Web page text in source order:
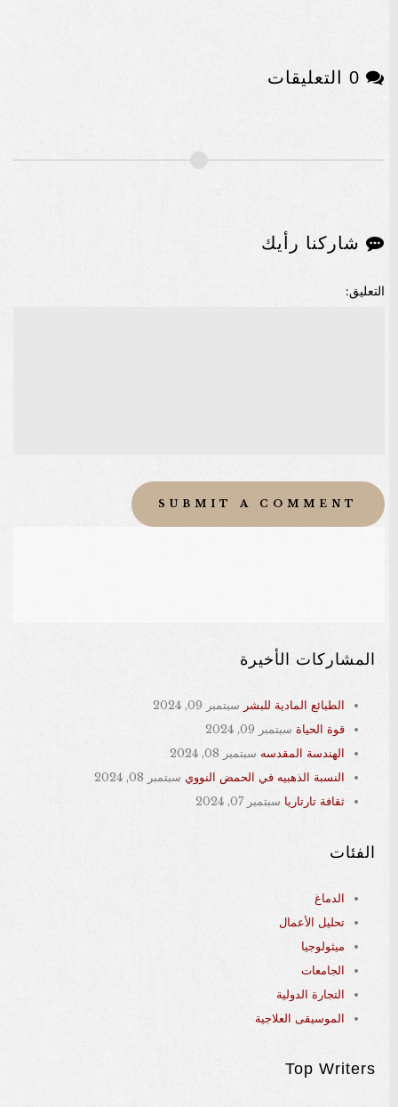
0 التعليقات
شاركنا رأيك
التعليق:
المشاركات الأخيرة
الطبائع المادية للبشر سبتمبر 09, 2024
قوة الحياة سبتمبر 09, 2024
الهندسة المقدسه سبتمبر 08, 2024
النسبة الذهبيه في الحمض النووي سبتمبر 08, 2024
ثقافة تارتاريا سبتمبر 07, 2024
الفئات
الدماغ
تحليل الأعمال
ميثولوجيا
الجامعات
التجارة الدولية
الموسيقى العلاجية
Top Writers